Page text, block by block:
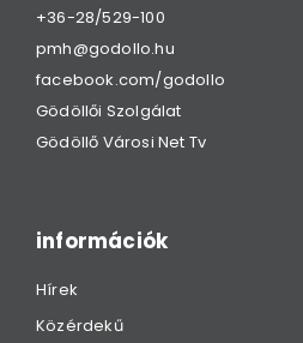
+36-28/529-100
pmh@godollo.hu
facebook.com/godollo
Gödöllői Szolgálat
Gödöllő Városi Net Tv
információk
Hírek
Közérdekű